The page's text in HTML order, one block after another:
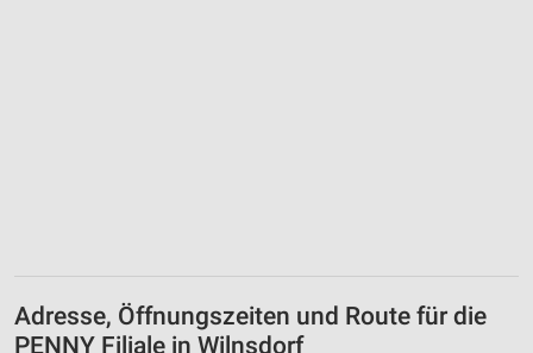
Adresse, Öffnungszeiten und Route für die
PENNY Filiale in Wilnsdorf